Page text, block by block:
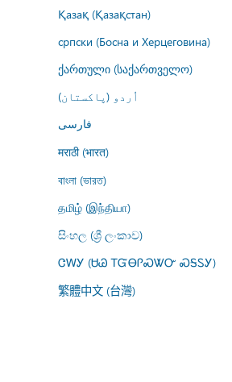
Қазақ (Қазақстан)
српски (Босна и Херцеговина)
ქართული (საქართველო)
اُردو (پاکستان)
فارسى
मराठी (भारत)
বাংলা (ভারত)
தமிழ் (இந்தியா)
සිංහල (ශ්‍රී ලංකාව)
ᏣᎳᎩ (ᏌᏊ ᎢᏳᎾᎵᏍᏔᏅ ᏍᎦᏚᎩ)
繁體中文 (台灣)